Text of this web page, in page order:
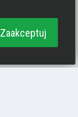
Zaakceptuj